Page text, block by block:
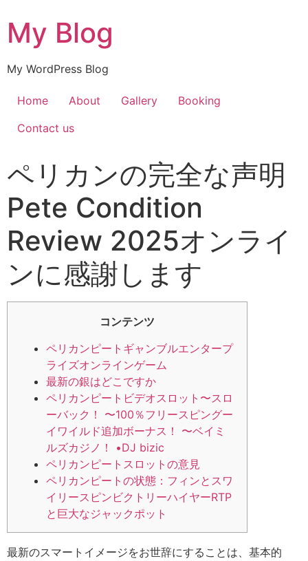
My Blog
My WordPress Blog
Home About Gallery
Booking
Contact us
ペリカンの完全な声明
Pete Condition
Review 2025オンライ
ンに感謝します
コンテンツ
ペリカンピートギャンブルエンタープ
ライズオンラインゲーム
最新の銀はどこですか
ペリカンピートビデオスロット〜スロ
ーバック！ 〜100％フリースピングー
イワイルド追加ボーナス！ 〜ベイミ
ルズカジノ！ •DJ bizic
ペリカンピートスロットの意見
ペリカンピートの状態：フィンとスワ
イリースピンビクトリーハイヤーRTP
と巨大なジャックポット
最新のスマートイメージをお世辞にすることは、基本的